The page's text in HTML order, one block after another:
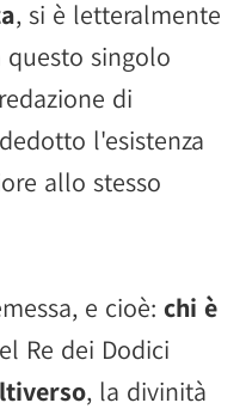
, si è letteralmente
singolo
di
l'esistenza
allo stesso
e cioè: chi è
Re dei Dodici
, la divinità